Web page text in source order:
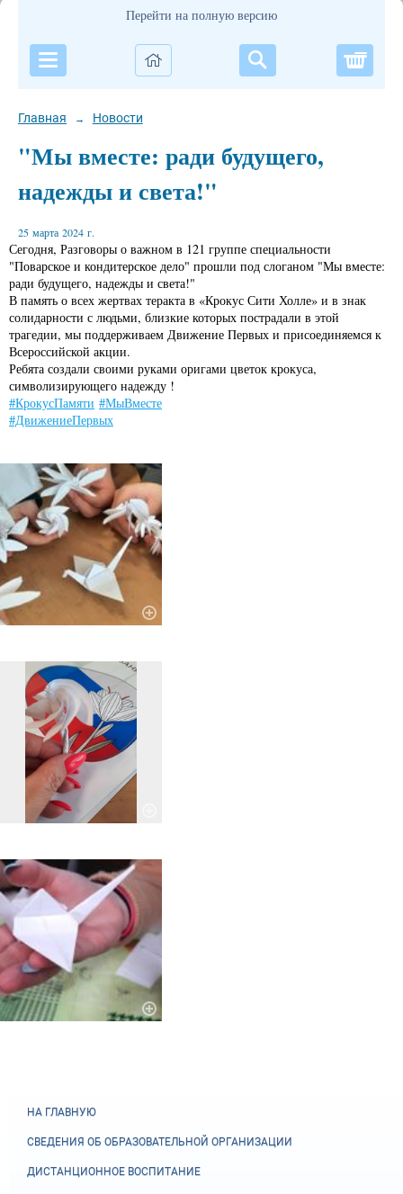
Перейти на полную версию
Главная → Новости
"Мы вместе: ради будущего,
надежды и света!"
25 марта 2024 г.
Сегодня, Разговоры о важном в 121 группе специальности
"Поварское и кондитерское дело" прошли под слоганом "Мы вместе:
ради будущего, надежды и света!"
В память о всех жертвах теракта в «Крокус Сити Холле» и в знак
солидарности с людьми, близкие которых пострадали в этой
трагедии, мы поддерживаем Движение Первых и присоединяемся к
Всероссийской акции.
Ребята создали своими руками оригами цветок крокуса,
символизирующего надежду !
#КрокусПамяти #МыВместе
#ДвижениеПервых
НА ГЛАВНУЮ
СВЕДЕНИЯ ОБ ОБРАЗОВАТЕЛЬНОЙ ОРГАНИЗАЦИИ
ДИСТАНЦИОННОЕ ВОСПИТАНИЕ